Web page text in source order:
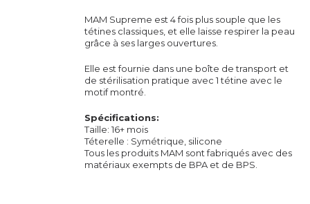
MAM Supreme est 4 fois plus souple que les
tétines classiques, et elle laisse respirer la peau
grâce à ses larges ouvertures.
Elle est fournie dans une boîte de transport et
de stérilisation pratique avec 1 tétine avec le
motif montré.
Spécifications:
Taille: 16+ mois
Téterelle : Symétrique, silicone
Tous les produits MAM sont fabriqués avec des
matériaux exempts de BPA et de BPS.